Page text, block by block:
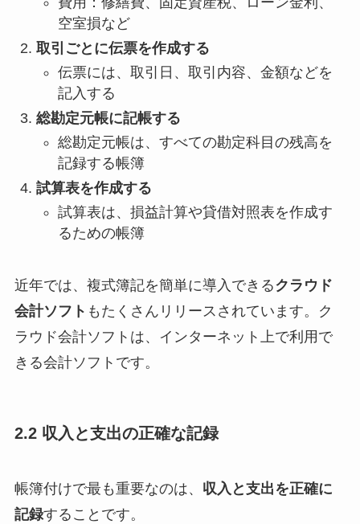
空室損など
取引ごとに伝票を作成する
伝票には、取引日、取引内容、金額などを
記入する
総勘定元帳に記帳する
総勘定元帳は、すべての勘定科目の残高を
記録する帳簿
試算表を作成する
試算表は、損益計算や貸借対照表を作成す
るための帳簿
近年では、複式簿記を簡単に導入できるクラウド
会計ソフト もたくさんリリースされています。ク
ラウド会計ソフトは、インターネット上で利用で
きる会計ソフトです。
2.2 収入と支出の正確な記録
帳簿付けで最も重要なのは、 収入と支出を正確に
記録することです。